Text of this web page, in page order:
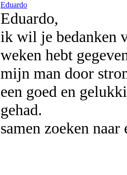
Eduardo
Eduardo,
ik wil je bedanken
weken hebt
mijn man door
een goed en
gehad.
samen zoeken